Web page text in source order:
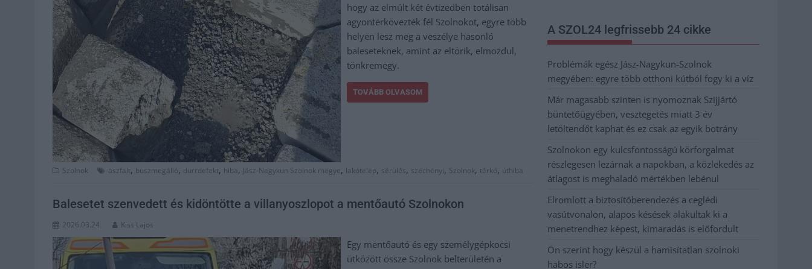
hogy az elmúlt két évtizedben totálisan
agyontérkövezték fél Szolnokot, egyre több
helyen lesz meg a veszélye hasonló
baleseteknek, amint az eltörik, elmozdul,
tönkremegy.
TOVÁBB OLVASOM
Szolnok aszfalt, buszmegálló, durrdefekt, hiba, Jász-Nagykun Szolnok megye, lakótelep, sérülés, szechenyi, Szolnok, térkő, úthiba
Balesetet szenvedett és kidöntötte a villanyoszlopot a mentőautó Szolnokon
2026.03.24. Kiss Lajos
Egy mentőautó és egy személygépkocsi
ütközött össze Szolnok belterületén a
A SZOL24 legfrissebb 24 cikke
Problémák egész Jász-Nagykun-Szolnok
megyében: egyre több otthoni kútból fogy ki a víz
Már magasabb szinten is nyomoznak Szijjártó
büntetőügyében, vesztegetés miatt 3 év
letöltendőt kaphat és ez csak az egyik botrány
Szolnokon egy kulcsfontosságú körforgalmat
részlegesen lezárnak a napokban, a közlekedés az
átlagost is meghaladó mértékben lebénul
Elromlott a biztosítóberendezés a ceglédi
vasútvonalon, alapos késések alakultak ki a
menetrendhez képest, kimaradás is előfordult
Ön szerint hogy készül a hamisítatlan szolnoki
habos isler?